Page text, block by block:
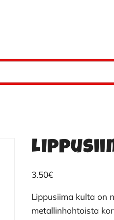
3.50€
Lippusiima kulta on
metallinhohtoista